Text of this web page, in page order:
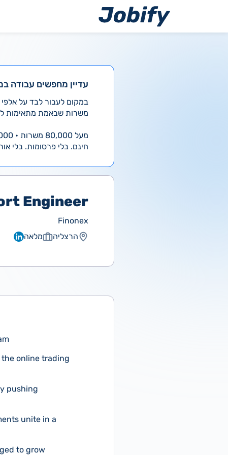
עדיין מחפשים עבודה
משרות שבאמת מתאימות
מעל 80,000 משרות • 4,000 חדשות ביום
חינם. בלי פרסומות. בלי
Engineer
Finonex
הרצליה
מלאה
online trading
pushing
unite in a
to grow